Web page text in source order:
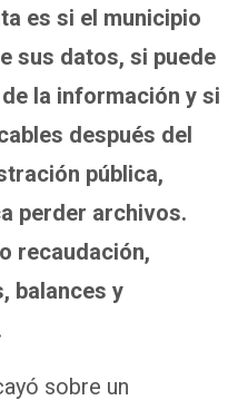
es si el municipio
sus datos, si puede
la información y si
después del
pública,
perder archivos.
recaudación,
balances y
sobre un